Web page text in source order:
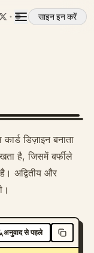
साइन इन करें
डिज़ाइन बनाता
है, जिसमें बर्फीले
अद्वितीय और
अनुवाद से पहले